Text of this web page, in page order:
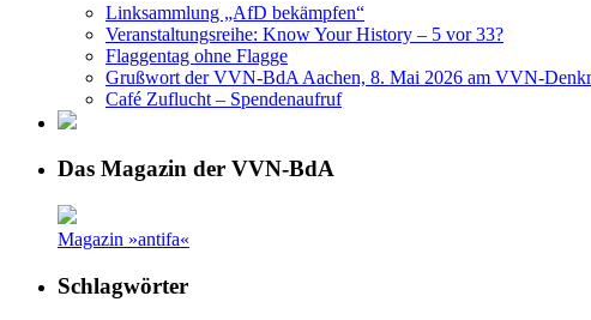
Linksammlung „AfD bekämpfen“
Veranstaltungsreihe: Know Your History – 5 vor 33?
Flaggentag ohne Flagge
Grußwort der VVN-BdA Aachen, 8. Mai 2026 am VVN-
Café Zuflucht – Spendenaufruf
Das Magazin der VVN-BdA
Magazin »antifa«
Schlagwörter